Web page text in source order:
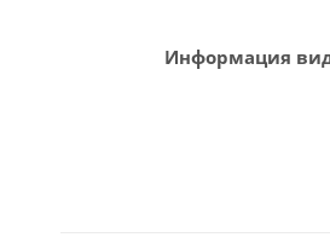
Информация